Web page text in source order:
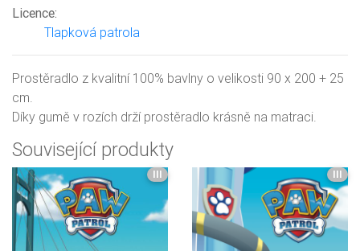
Licence:
Tlapková patrola
Prostěradlo z kvalitní 100% bavlny o velikosti 90 x 200 + 25
cm.
Díky gumě v rozích drží prostěradlo krásně na matraci.
Související produkty
III III